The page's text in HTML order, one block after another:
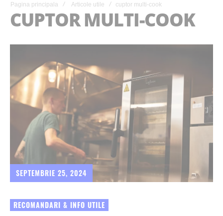
astazi?
Pagina principala Articole utile cuptor multi-cook
CUPTOR MULTI-COOK
SEPTEMBRIE 25, 2024
RECOMANDARI & INFO UTILE